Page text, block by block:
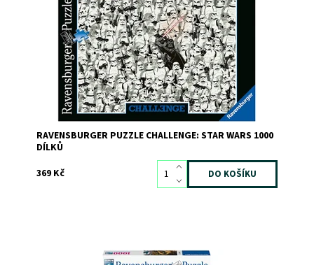
9708
Značka:
RAVENSBURGER
RAVENSBURGER PUZZLE CHALLENGE: STAR WARS 1000
DÍLKŮ
369 Kč